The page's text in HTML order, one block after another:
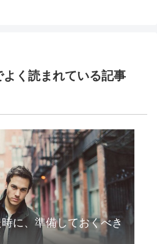
よく読まれている記事
に、準備しておくべき